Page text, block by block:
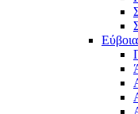
Εύβοια